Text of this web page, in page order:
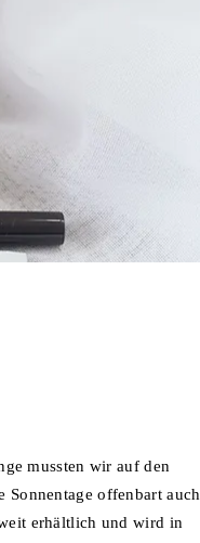
mussten wir auf den
Sonnentage offenbart auch
erhältlich und wird in